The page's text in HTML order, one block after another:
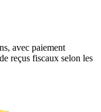
avec paiement
reçus fiscaux selon les